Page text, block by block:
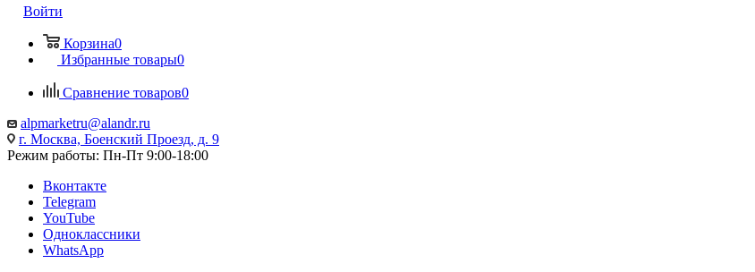
Войти
Корзина0
Избранные товары0
Сравнение товаров0
alpmarketru@alandr.ru
г. Москва, Боенский Проезд, д. 9
Режим работы: Пн-Пт 9:00-18:00
Вконтакте
Telegram
YouTube
Одноклассники
WhatsApp